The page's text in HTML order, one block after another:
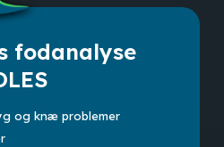
fodanalyse
og knæ problemer